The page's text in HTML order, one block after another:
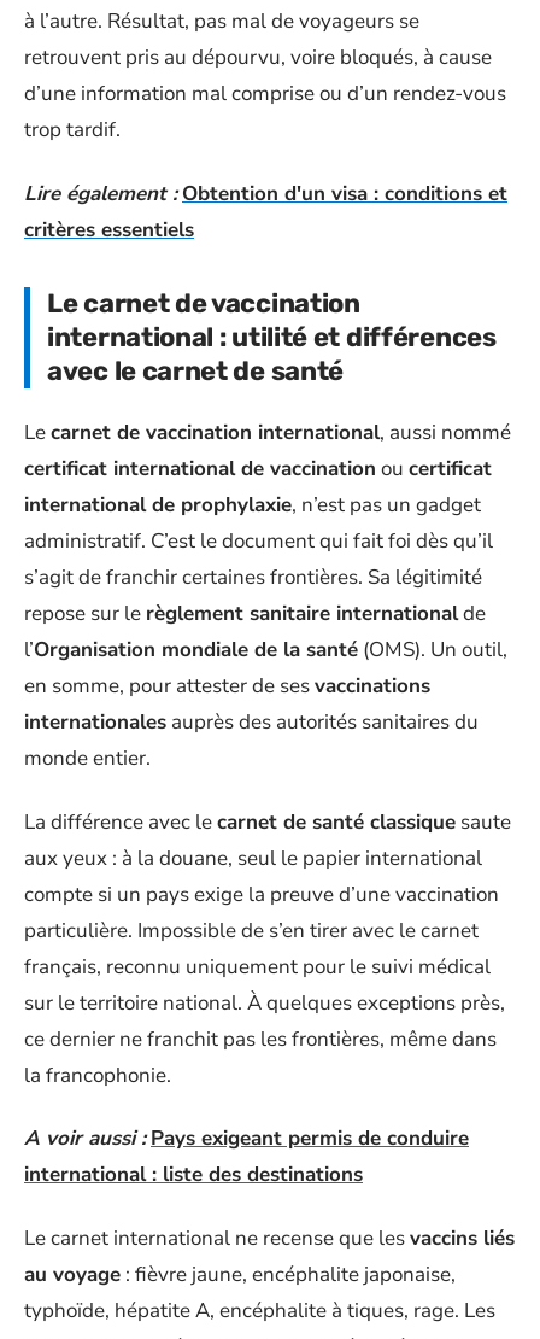
à l’autre. Résultat, pas mal de voyageurs se
retrouvent pris au dépourvu, voire bloqués, à cause
d’une information mal comprise ou d’un rendez-vous
trop tardif.
Lire également : Obtention d'un visa : conditions et
critères essentiels
Le carnet de vaccination
international : utilité et différences
avec le carnet de santé
Lecarnet de vaccination international, aussi nommé
certificat international de vaccination ou certificat
international de prophylaxie, n’est pas un gadget
administratif. C’est le document qui fait foi dès qu’il
s’agit de franchir certaines frontières. Sa légitimité
repose sur le règlement sanitaire internationalde
l’Organisation mondiale de la santé (OMS). Un outil,
en somme, pour attester de sesvaccinations
internationales auprès des autorités sanitaires du
monde entier.
La différence avec lecarnet de santé classique saute
aux yeux : à la douane, seul le papier international
compte si un pays exige la preuve d’une vaccination
particulière. Impossible de s’en tirer avec le carnet
français, reconnu uniquement pour le suivi médical
sur le territoire national. À quelques exceptions près,
ce dernier ne franchit pas les frontières, même dans
la francophonie.
A voir aussi : Pays exigeant permis de conduire
international : liste des destinations
Le carnet international ne recense que lesvaccins liés
au voyage : fièvre jaune, encéphalite japonaise,
typhoïde, hépatite A, encéphalite à tiques, rage. Les